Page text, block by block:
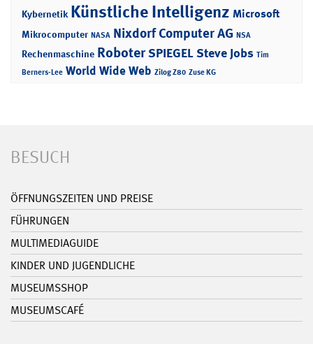
Kybernetik Künstliche Intelligenz Microsoft
Mikrocomputer NASA Nixdorf Computer AG NSA
Rechenmaschine RoboterSPIEGELSteve Jobs Tim
Berners-Lee World Wide Web Zilog Z80 Zuse KG
BESUCH
ÖFFNUNGSZEITEN UND PREISE
FÜHRUNGEN
MULTIMEDIAGUIDE
KINDER UND JUGENDLICHE
MUSEUMSSHOP
MUSEUMSCAFÉ